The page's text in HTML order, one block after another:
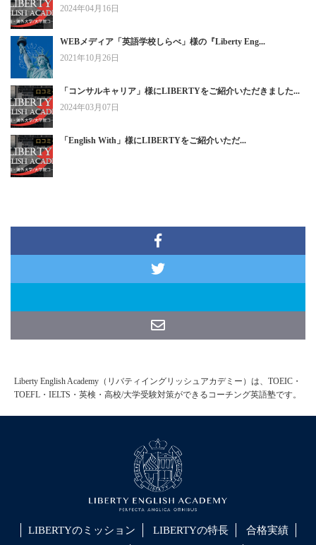
2024年04月16日
WEBメディア「英語学校しらべ」様の『Liberty Eng...
2021年10月26日
「コンサルキャリア」様にLIBERTYをご紹介いただきました...
2024年03月07日
「English With」様にLIBERTYをご紹介いただ...
Liberty English Academy（リバティイングリッシュアカデミー）は、TOEIC・
TOEFL・IELTS・英検・高校/大学受験対策ができるコーチング英語塾です。
LIBERTYのミッション LIBERTYの特長 合格実績